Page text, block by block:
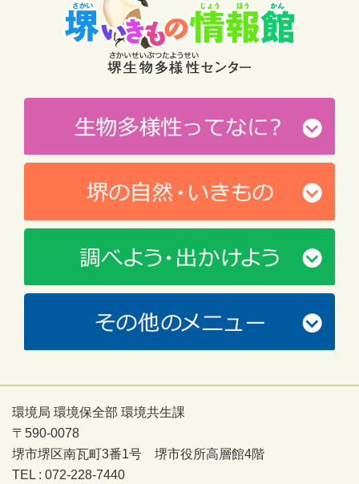
環境局 環境保全部 環境共生課
〒590-0078
堺市堺区南瓦町3番1号 堺市役所高層館4階
TEL : 072-228-7440